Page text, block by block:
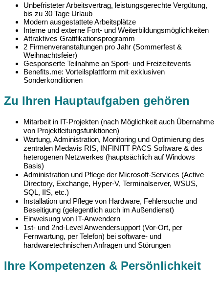
Unbefristeter Arbeitsvertrag, leistungsgerechte Vergütung,
bis zu 30 Tage Urlaub
Modern ausgestattete Arbeitsplätze
Interne und externe Fort- und Weiterbildungsmöglichkeiten
Attraktives Gratifikationsprogramm
2 Firmenveranstaltungen pro Jahr (Sommerfest &
Weihnachtsfeier)
Gesponserte Teilnahme an Sport- und Freizeitevents
Benefits.me: Vorteilsplattform mit exklusiven
Sonderkonditionen
Zu Ihren Hauptaufgaben gehören
Mitarbeit in IT-Projekten (nach Möglichkeit auch Übernahme
von Projektleitungsfunktionen)
Wartung, Administration, Monitoring und Optimierung des
zentralen Medavis RIS, INFINITT PACS Software & des
heterogenen Netzwerkes (hauptsächlich auf Windows
Basis)
Administration und Pflege der Microsoft-Services (Active
Directory, Exchange, Hyper-V, Terminalserver, WSUS,
SQL, IIS, etc.)
Installation und Pflege von Hardware, Fehlersuche und
Beseitigung (gelegentlich auch im Außendienst)
Einweisung von IT-Anwendern
1st- und 2nd-Level Anwendersupport (Vor-Ort, per
Fernwartung, per Telefon) bei software- und
hardwaretechnischen Anfragen und Störungen
Ihre Kompetenzen & Persönlichkeit